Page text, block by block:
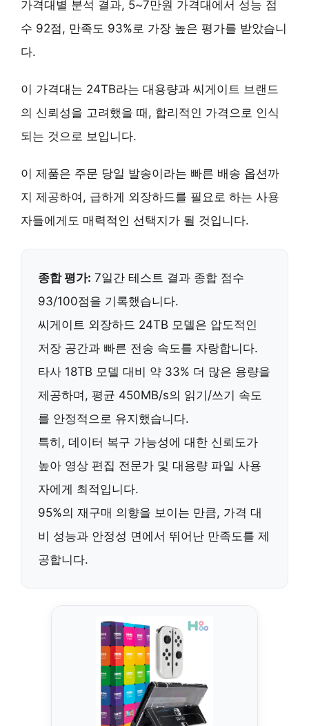
가격대별 분석 결과, 5~7만원 가격대에서 성능 점
수 92점, 만족도 93%로 가장 높은 평가를 받았습니
다.
이 가격대는 24TB라는 대용량과 씨게이트 브랜드
의 신뢰성을 고려했을 때, 합리적인 가격으로 인식
되는 것으로 보입니다.
이 제품은 주문 당일 발송이라는 빠른 배송 옵션까
지 제공하여, 급하게 외장하드를 필요로 하는 사용
자들에게도 매력적인 선택지가 될 것입니다.
종합 평가: 7일간 테스트 결과 종합 점수
93/100점을 기록했습니다.
씨게이트 외장하드 24TB 모델은 압도적인
저장 공간과 빠른 전송 속도를 자랑합니다.
타사 18TB 모델 대비 약 33% 더 많은 용량을
제공하며, 평균 450MB/s의 읽기/쓰기 속도
를 안정적으로 유지했습니다.
특히, 데이터 복구 가능성에 대한 신뢰도가
높아 영상 편집 전문가 및 대용량 파일 사용
자에게 최적입니다.
95%의 재구매 의향을 보이는 만큼, 가격 대
비 성능과 안정성 면에서 뛰어난 만족도를 제
공합니다.